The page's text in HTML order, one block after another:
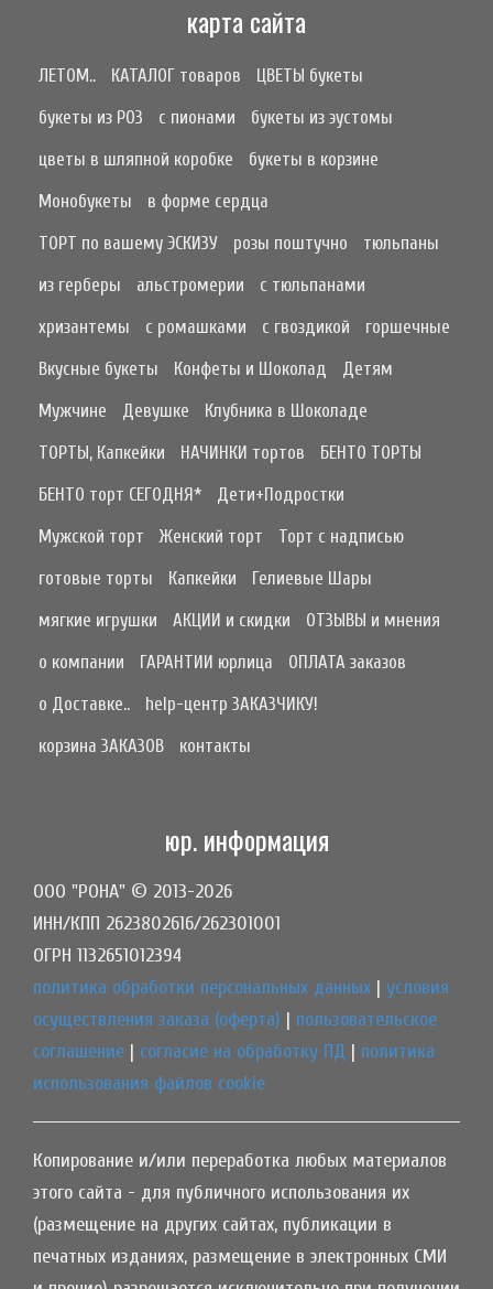
карта сайта
ЛЕТОМ.. КАТАЛОГ товаров
ЦВЕТЫ букеты
букеты из РОЗ
с пионами
букеты из эустомы
цветы в шляпной коробке
букеты в корзине
Монобукеты
в форме сердца
ТОРТ по вашему ЭСКИЗУ
розы поштучно
тюльпаны
из герберы
альстромерии
с тюльпанами
хризантемы
с ромашками с гвоздикой
горшечные
Вкусные букеты
Конфеты и Шоколад
Детям
Мужчине
Девушке
Клубника в Шоколаде
ТОРТЫ, Капкейки
НАЧИНКИ тортов
БЕНТО ТОРТЫ
БЕНТО торт СЕГОДНЯ*
Дети+Подростки
Мужской торт
Женский торт
Торт с надписью
готовые торты
Капкейки
Гелиевые Шары
мягкие игрушки
АКЦИИ и скидки
ОТЗЫВЫ и мнения
о компании
ГАРАНТИИ юрлица
ОПЛАТА заказов
о Доставке..
help-центр ЗАКАЗЧИКУ!
корзина ЗАКАЗОВ
контакты
юр. информация
ООО "РОНА" © 2013-2026
ИНН/КПП 2623802616/262301001
ОГРН 1132651012394
политика обработки персональных данных | условия
осуществления заказа (оферта) | пользовательское
соглашение | согласие на обработку ПД | политика
использования файлов cookie
Копирование и/или переработка любых материалов
этого сайта - для публичного использования их
(размещение на других сайтах, публикации в
печатных изданиях, размещение в электронных СМИ